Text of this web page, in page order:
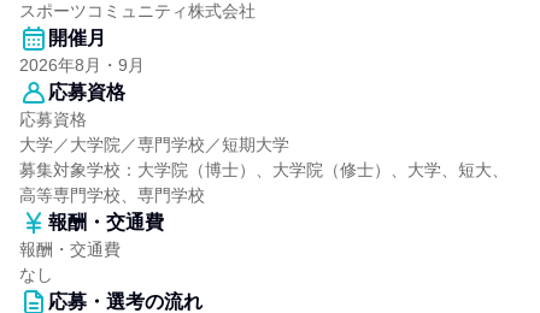
スポーツコミュニティ株式会社
開催月
2026年8月・9月
応募資格
応募資格
大学／大学院／専門学校／短期大学
募集対象学校：大学院（博士）、大学院（修士）、大学、短大、
高等専門学校、専門学校
報酬・交通費
報酬・交通費
なし
応募・選考の流れ